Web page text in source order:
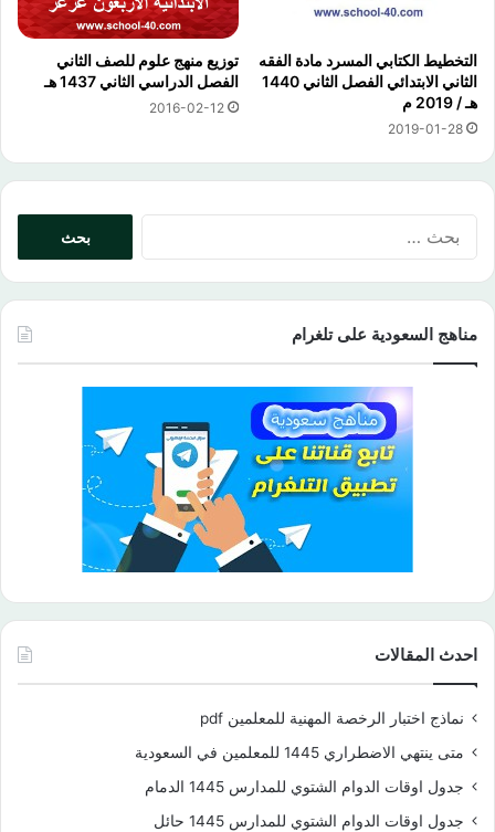
التخطيط الكتابي المسرد مادة الفقه
الثاني الابتدائي الفصل الثاني 1440
هـ / 2019 م
2019-01-28
توزيع منهج علوم للصف الثاني
الفصل الدراسي الثاني 1437 هـ
2016-02-12
مناهج السعودية على تلغرام
احدث المقالات
نماذج اختبار الرخصة المهنية للمعلمين pdf
متى ينتهي الاضطراري 1445 للمعلمين في السعودية
جدول اوقات الدوام الشتوي للمدارس 1445 الدمام
جدول اوقات الدوام الشتوي للمدارس 1445 حائل